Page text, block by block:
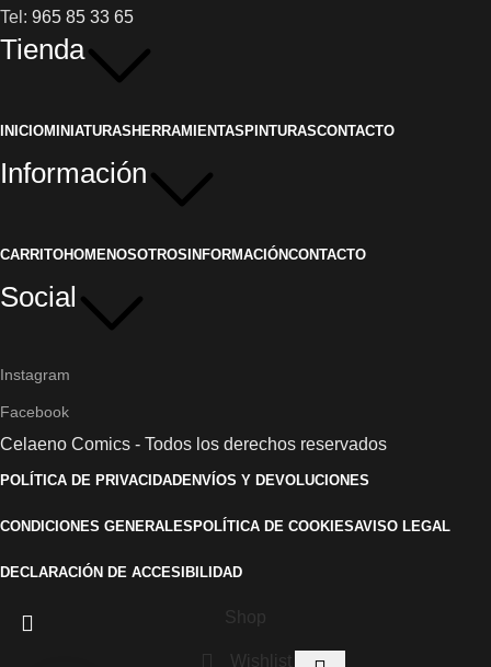
Tel: 965 85 33 65
Tienda
INICIOMINIATURAS HERRAMIENTAS PINTURASCONTACTO
Información
CARRITOHOME NOSOTROS INFORMACIÓNCONTACTO
Social
Instagram
Facebook
Celaeno Comics - Todos los derechos reservados
POLÍTICA DE PRIVACIDADENVÍOS Y DEVOLUCIONES
CONDICIONES GENERALES POLÍTICA DE COOKIESAVISO LEGAL
DECLARACIÓN DE ACCESIBILIDAD
Shop
Wishlist